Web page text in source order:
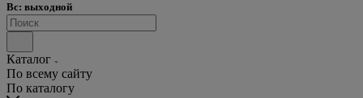
Вс: выходной
Каталог
По всему сайту
По каталогу